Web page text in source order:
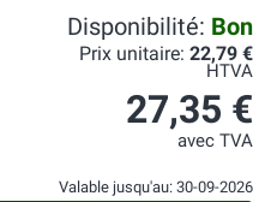
Disponibilité: Bon
Prix unitaire: 22,79 €
HTVA
27,35 €
avec TVA
Valable jusqu'au: 30-09-2026